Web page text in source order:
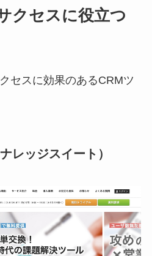
クセスに役立つ
セスに効果のあるCRMツ
レッジスイート）